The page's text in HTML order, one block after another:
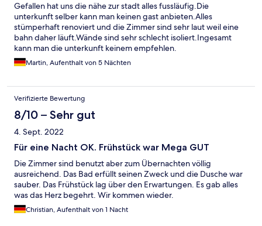
Gefallen hat uns die nähe zur stadt alles fussläufig.Die
unterkunft selber kann man keinen gast anbieten.Alles
stümperhaft renoviert und die Zimmer sind sehr laut weil eine
bahn daher läuft.Wände sind sehr schlecht isoliert.Ingesamt
kann man die unterkunft keinem empfehlen.
Martin, Aufenthalt von 5 Nächten
Verifizierte Bewertung
8/10 – Sehr gut
4. Sept. 2022
Für eine Nacht OK. Frühstück war Mega GUT
Die Zimmer sind benutzt aber zum Übernachten völlig
ausreichend. Das Bad erfüllt seinen Zweck und die Dusche war
sauber. Das Frühstück lag über den Erwartungen. Es gab alles
was das Herz begehrt. Wir kommen wieder.
Christian, Aufenthalt von 1 Nacht